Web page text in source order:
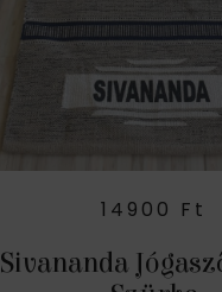
14900 Ft
Sivananda